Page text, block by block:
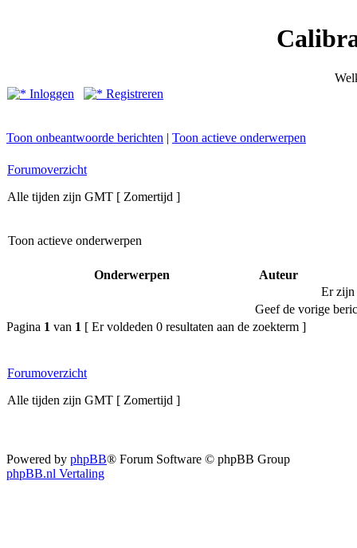
Inloggen
Registreren
Toon onbeantwoorde berichten | Toon actieve onderwerpen
Forumoverzicht
Alle tijden zijn GMT [ Zomertijd ]
Toon actieve onderwerpen
Onderwerpen
Auteur
Er zijn
Geef de vorige
Pagina 1 van 1 [ Er voldeden 0 resultaten aan de zoekterm ]
Forumoverzicht
Alle tijden zijn GMT [ Zomertijd ]
Powered by phpBB® Forum Software © phpBB Group
phpBB.nl Vertaling